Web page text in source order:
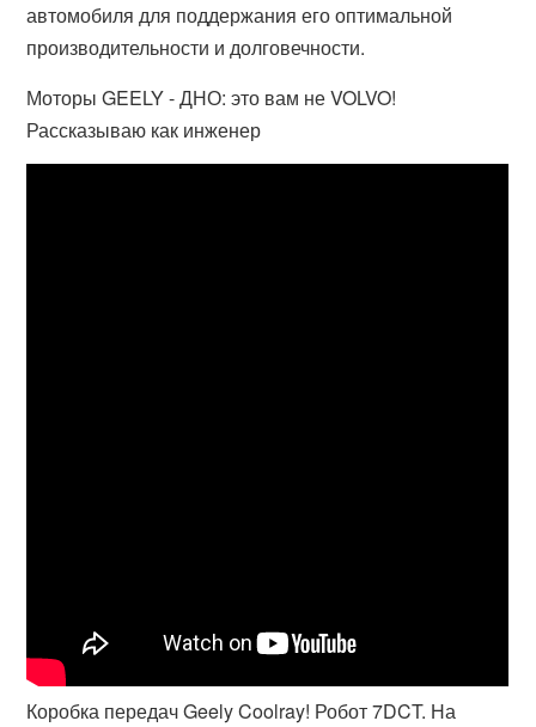
автомобиля для поддержания его оптимальной
производительности и долговечности.
Моторы GEELY - ДНО: это вам не VOLVO!
Рассказываю как инженер
Коробка передач Geely Coolray! Робот 7DCT. На